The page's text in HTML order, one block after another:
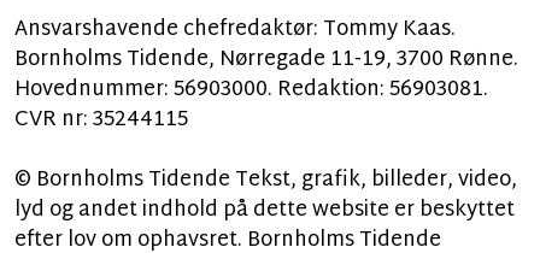
Ansvarshavende chefredaktør: Tommy Kaas.
Bornholms Tidende, Nørregade 11-19, 3700 Rønne.
Hovednummer: 56903000. Redaktion: 56903081.
CVR nr: 35244115
© Bornholms Tidende Tekst, grafik, billeder, video,
lyd og andet indhold på dette website er beskyttet
efter lov om ophavsret. Bornholms Tidende